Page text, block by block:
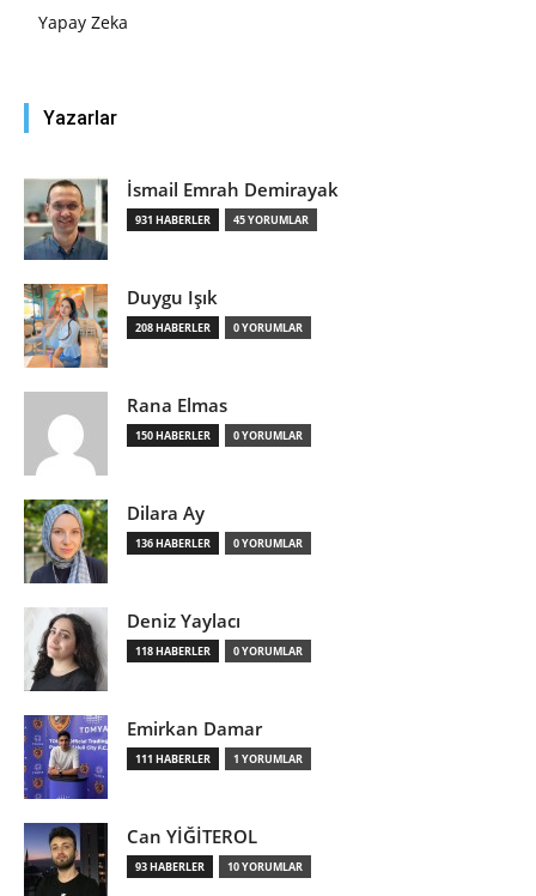
Yapay Zeka
Yazarlar
İsmail Emrah Demirayak
931 HABERLER 45 YORUMLAR
Duygu Işık
208 HABERLER 0 YORUMLAR
Rana Elmas
150 HABERLER 0 YORUMLAR
Dilara Ay
136 HABERLER 0 YORUMLAR
Deniz Yaylacı
118 HABERLER 0 YORUMLAR
Emirkan Damar
111 HABERLER 1 YORUMLAR
Can YİĞİTEROL
93 HABERLER 10 YORUMLAR